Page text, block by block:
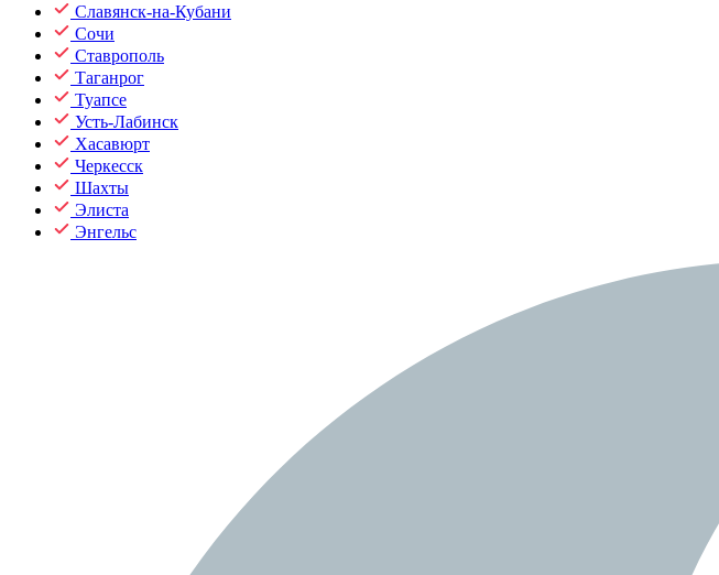
Славянск-на-Кубани
Сочи
Ставрополь
Таганрог
Туапсе
Усть-Лабинск
Хасавюрт
Черкесск
Шахты
Элиста
Энгельс